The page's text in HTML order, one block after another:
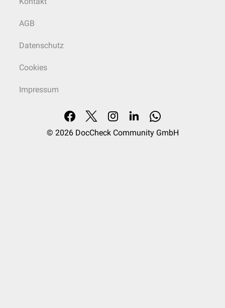
AGB
Datenschutz
Cookies
Impressum
© 2026 DocCheck Community GmbH